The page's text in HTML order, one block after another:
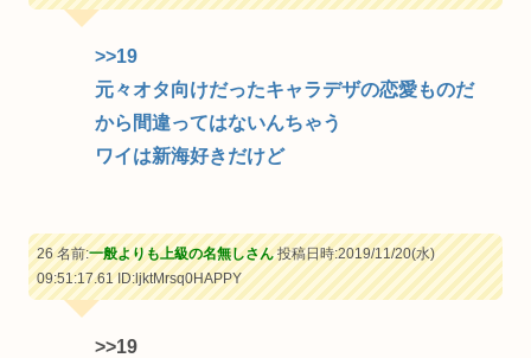
>>19
元々オタ向けだったキャラデザの恋愛ものだ
から間違ってはないんちゃう
ワイは新海好きだけど
26 名前:一般よりも上級の名無しさん投稿日時:2019/11/20(水)
09:51:17.61ID:ljktMrsq0HAPPY
>>19